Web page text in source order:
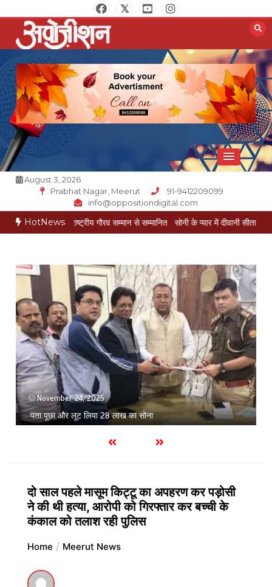
to
content
Opposition Digital
August 3, 2026
Prabhat Nagar, Meerut
91-9412209099
info@oppositiondigital.com
HotNews
राष्ट्रीय गौरव सम्मान से सम्मानित सोनी के प्यार में दीवानी सीता पहुंची मेरठ सोनी के
November 24, 2025
पता पूछा और लूट लिया 28 लाख का सोना
दो साल पहले मासूम किट्टू का अपहरण कर पड़ोसी
ने की थी हत्या, आरोपी को गिरफ्तार कर बच्ची के
कंकाल को तलाश रही पुलिस
Home Meerut News